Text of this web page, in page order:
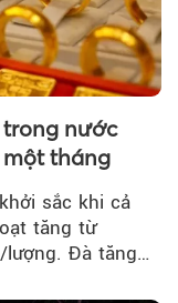
trong nước
tháng
sắc khi cả
tăng từ
lượng. Đà tăng